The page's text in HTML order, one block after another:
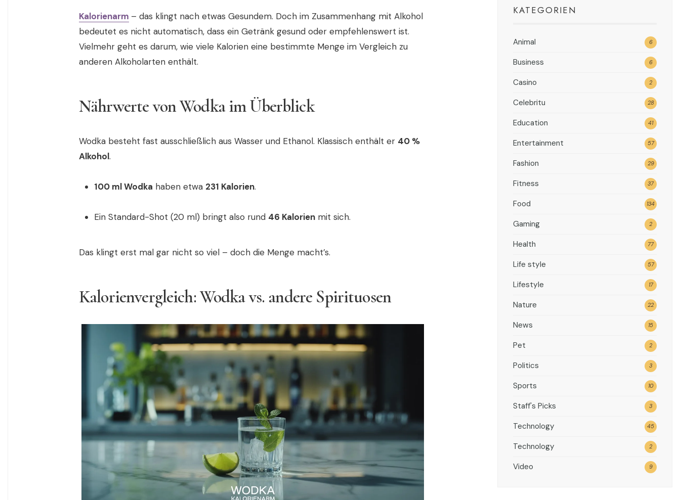
Kalorienarm – das klingt nach etwas Gesundem. Doch im Zusammenhang mit Alkohol
bedeutet es nicht automatisch, dass ein Getränk gesund oder empfehlenswert ist.
Vielmehr geht es darum, wie viele Kalorien eine bestimmte Menge im Vergleich zu
anderen Alkoholarten enthält.
Nährwerte von Wodka im Überblick
Wodka besteht fast ausschließlich aus Wasser und Ethanol. Klassisch enthält er 40 %
Alkohol.
100 ml Wodka haben etwa 231 Kalorien.
Ein Standard-Shot (20 ml) bringt also rund 46 Kalorien mit sich.
Das klingt erst mal gar nicht so viel – doch die Menge macht’s.
Kalorienvergleich: Wodka vs. andere Spirituosen
KATEGORIEN
Animal 6
Business 6
Casino 2
Celebritu 28
Education 41
Entertainment 57
Fashion 29
Fitness 37
Food 134
Gaming 2
Health 77
Life style 57
Lifestyle 17
Nature 22
News 15
Pet 2
Politics 3
Sports 10
Staff's Picks 3
Technology 45
Technology 2
Video 9